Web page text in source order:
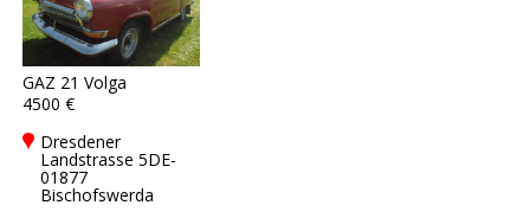
GAZ 21 Volga
4500 €
Dresdener
Landstrasse 5DE-
01877
Bischofswerda